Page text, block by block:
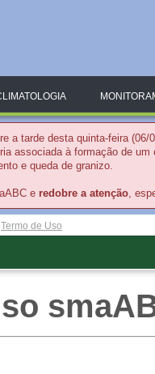
a tarde desta quinta-feira
associada à formação de
e queda de granizo.
e redobre a atenção,
Termo de Uso